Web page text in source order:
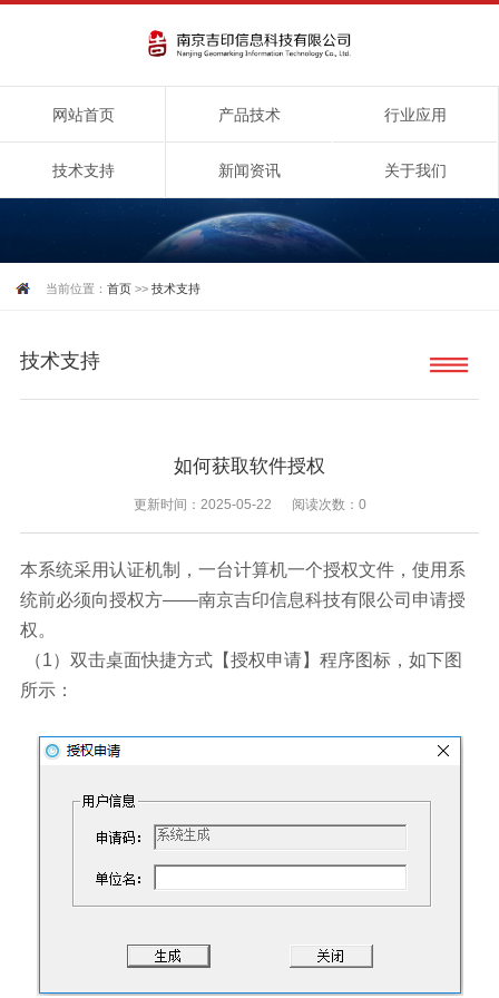
网站首页 产品技术 行业应用
技术支持 新闻资讯 关于我们
当前位置：首页 >>技术支持
技术支持
如何获取软件授权
更新时间：2025-05-22 阅读次数：0
本系统采用认证机制，一台计算机一个授权文件，使用系
统前必须向授权方——南京吉印信息科技有限公司申请授
权。
（1）双击桌面快捷方式【授权申请】程序图标，如下图
所示：